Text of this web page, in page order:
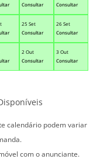
Consultar
Consultar
25 Set
Consultar
26 Set
Consultar
2 Out
Consultar
3 Out
Consultar
calendário podem variar
com o anunciante.